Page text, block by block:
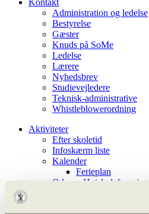
Kontakt
Administration og ledelse
Bestyrelse
Gæster
Knuds på SoMe
Ledelse
Lærere
Nyhedsbrev
Studievejledere
Teknisk-administrative
Whistleblowerordning
Aktiviteter
Efter skoletid
Infoskærm liste
Kalender
Ferieplan
Odense Højskoleforening